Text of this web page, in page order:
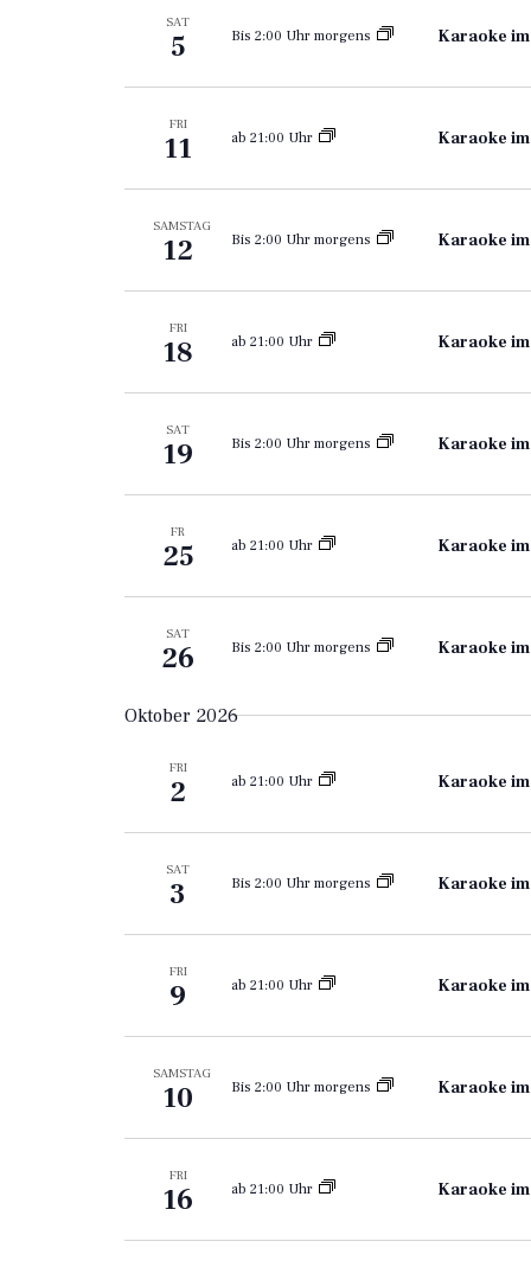
SAT
5 Bis 2:00 Uhr morgens Karaoke
FRI
11 ab 21:00 Uhr Karaoke
SAMSTAG
12 Bis 2:00 Uhr morgens Karaoke
FRI
18 ab 21:00 Uhr Karaoke
SAT
19 Bis 2:00 Uhr morgens Karaoke
FR
25 ab 21:00 Uhr Karaoke
SAT
26 Bis 2:00 Uhr morgens Karaoke
Oktober 2026
FRI
2 ab 21:00 Uhr Karaoke
SAT
3 Bis 2:00 Uhr morgens Karaoke
FRI
9 ab 21:00 Uhr Karaoke
SAMSTAG
10 Bis 2:00 Uhr morgens Karaoke
FRI
16 ab 21:00 Uhr Karaoke